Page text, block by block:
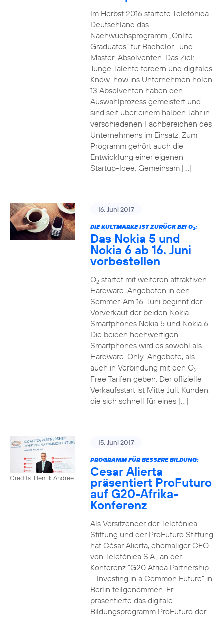
Im Herbst 2016 startete Telefónica
Deutschland das
Nachwuchsprogramm „Onlife
Graduates“ für Bachelor- und
Master-Absolventen. Das Ziel:
Junge Talente fördern und digitales
Know-how ins Unternehmen holen.
13 Absolventen haben den
Auswahlprozess gemeistert und
sind seit über einem halben Jahr in
verschiedenen Fachbereichen des
Unternehmens im Einsatz. Zum
Programm gehört auch die
Entwicklung einer eigenen
Startup-Idee. Gemeinsam […]
16. Juni 2017
DIE KULTMARKE IST ZURÜCK BEI O2:
Das Nokia 5 und
Nokia 6 ab 16. Juni
vorbestellen
O2startet mit weiteren attraktiven
Hardware-Angeboten in den
Sommer. Am 16. Juni beginnt der
Vorverkauf der beiden Nokia
Smartphones Nokia 5 und Nokia 6.
Die beiden hochwertigen
Smartphones wird es sowohl als
Hardware-Only-Angebote, als
auch in Verbindung mit den O2
Free Tarifen geben. Der offizielle
Verkaufsstart ist Mitte Juli. Kunden,
die sich schnell für eines […]
Credits: Henrik Andree
15. Juni 2017
PROGRAMM FÜR BESSERE BILDUNG:
Cesar Alierta
präsentiert ProFuturo
auf G20-Afrika-
Konferenz
Als Vorsitzender der Telefónica
Stiftung und der ProFuturo Stiftung
hat César Alierta, ehemaliger CEO
von Telefónica S.A., an der
Konferenz “G20 Africa Partnership
– Investing in a Common Future” in
Berlin teilgenommen. Er
präsentierte das digitale
Bildungsprogramm ProFuturo der